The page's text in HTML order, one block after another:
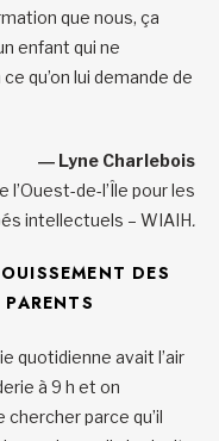
que nous, ça
enfant qui ne
qu’on lui demande de
― Lyne Charlebois
de-l’Île pour les
intellectuels – WIAIH.
DES
quotidienne avait l’air
à 9 h et on
chercher parce qu’il